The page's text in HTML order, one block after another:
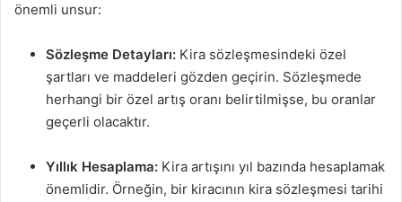
önemli unsur:
Sözleşme Detayları: Kira sözleşmesindeki özel
şartları ve maddeleri gözden geçirin. Sözleşmede
herhangi bir özel artış oranı belirtilmişse, bu oranlar
geçerli olacaktır.
Yıllık Hesaplama: Kira artışını yıl bazında hesaplamak
önemlidir. Örneğin, bir kiracının kira sözleşmesi tarihi